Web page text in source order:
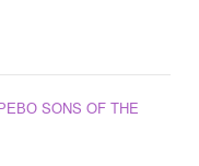
SONS OF THE